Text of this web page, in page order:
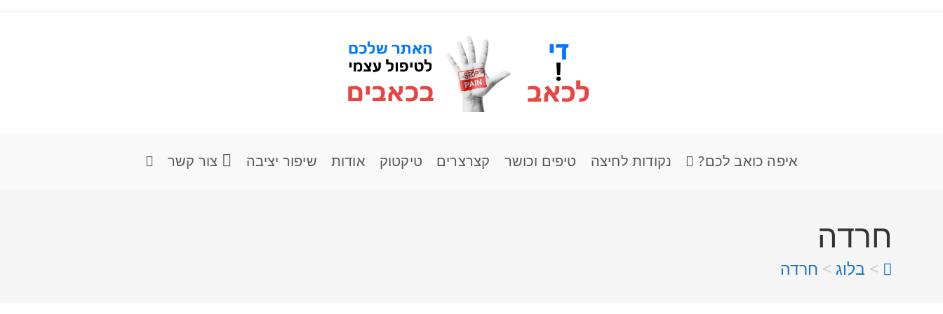
איפה כואב לכם? נקודות לחיצה טיפים וכושר קצרצרים טיקטוק אודות שיפור יציבה צור קשר
חרדה
> בלוג > חרדה